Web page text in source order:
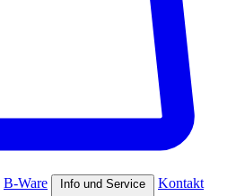
B-Ware Info und Service Kontakt